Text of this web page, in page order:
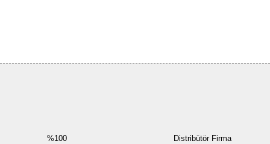
%100
Distribütör Firma